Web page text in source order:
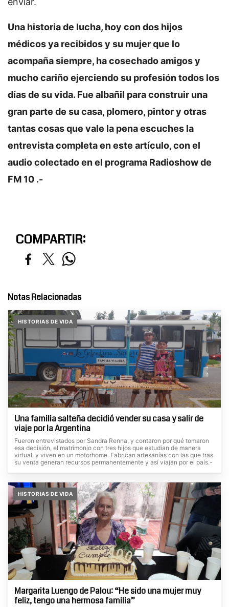
Una historia de lucha, hoy con dos hijos
médicos ya recibidos y su mujer que lo
acompaña siempre, ha cosechado amigos y
mucho cariño ejerciendo su profesión todos los
días de su vida. Fue albañil para construir una
gran parte de su casa, plomero, pintor y otras
tantas cosas que vale la pena escuches la
entrevista completa en este artículo, con el
audio colectado en el programa Radioshow de
FM 10 .-
COMPARTIR:
Notas Relacionadas
HISTORIAS DE VIDA
Una familia salteña decidió vender su casa y salir de
viaje por la Argentina
Fueron entrevistados por Sandra Renna, y contaron por qué tomaron
esa decisión, el matrimonio con tres hijos que estudian de manera
virtual, y viven en un motorhome. Fabrican artesanías con las que tras
su venta generan recursos permanentemente y así viajan por el país.-
HISTORIAS DE VIDA
Margarita Luengo de Palou: “He sido una mujer muy
feliz, tengo una hermosa familia”